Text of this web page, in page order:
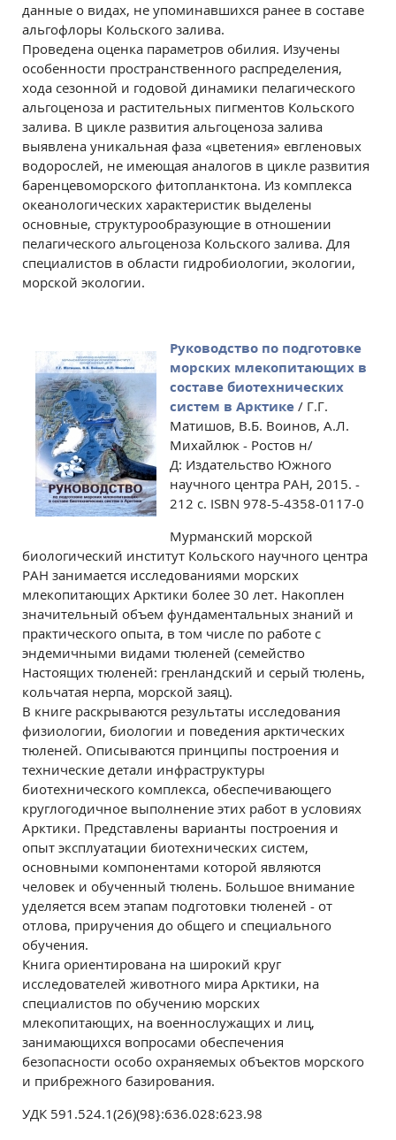
данные о видах, не упоминавшихся ранее в составе
альгофлоры Кольского залива.
Проведена оценка параметров обилия. Изучены
особенности пространственного распределения,
хода сезонной и годовой динамики пелагического
альгоценоза и растительных пигментов Кольского
залива. В цикле развития альгоценоза залива
выявлена уникальная фаза «цветения» евгленовых
водорослей, не имеющая аналогов в цикле развития
баренцевоморского фитопланктона. Из комплекса
океанологических характеристик выделены
основные, структурообразующие в отношении
пелагического альгоценоза Кольского залива. Для
специалистов в области гидробиологии, экологии,
морской экологии.
Руководство по подготовке
морских млекопитающих в
составе биотехнических
систем в Арктике / Г.Г.
Матишов, В.Б. Воинов, А.Л.
Михайлюк - Ростов н/
Д: Издательство Южного
научного центра РАН, 2015. -
212 с. ISBN 978-5-4358-0117-0
Мурманский морской
биологический институт Кольского научного центра
РАН занимается исследованиями морских
млекопитающих Арктики более 30 лет. Накоплен
значительный объем фундаментальных знаний и
практического опыта, в том числе по работе с
эндемичными видами тюленей (семейство
Настоящих тюленей: гренландский и серый тюлень,
кольчатая нерпа, морской заяц).
В книге раскрываются результаты исследования
физиологии, биологии и поведения арктических
тюленей. Описываются принципы построения и
технические детали инфраструктуры
биотехнического комплекса, обеспечивающего
круглогодичное выполнение этих работ в условиях
Арктики. Представлены варианты построения и
опыт эксплуатации биотехнических систем,
основными компонентами которой являются
человек и обученный тюлень. Большое внимание
уделяется всем этапам подготовки тюленей - от
отлова, приручения до общего и специального
обучения.
Книга ориентирована на широкий круг
исследователей животного мира Арктики, на
специалистов по обучению морских
млекопитающих, на военнослужащих и лиц,
занимающихся вопросами обеспечения
безопасности особо охраняемых объектов морского
и прибрежного базирования.
УДК 591.524.1(26)(98}:636.028:623.98